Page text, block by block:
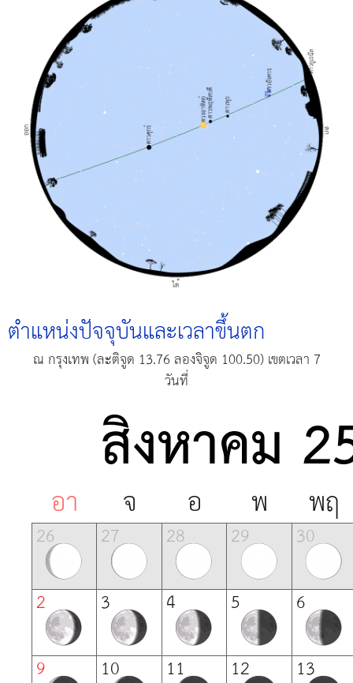
ตำแหน่งปัจจุบันและเวลาขึ้นตก
ณ กรุงเทพ (ละติจูด 13.76ลองจิจูด 100.50)เขตเวลา 7
วันที่